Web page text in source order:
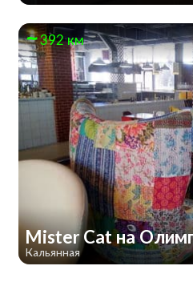
392 км
Mister Cat на
Кальянная